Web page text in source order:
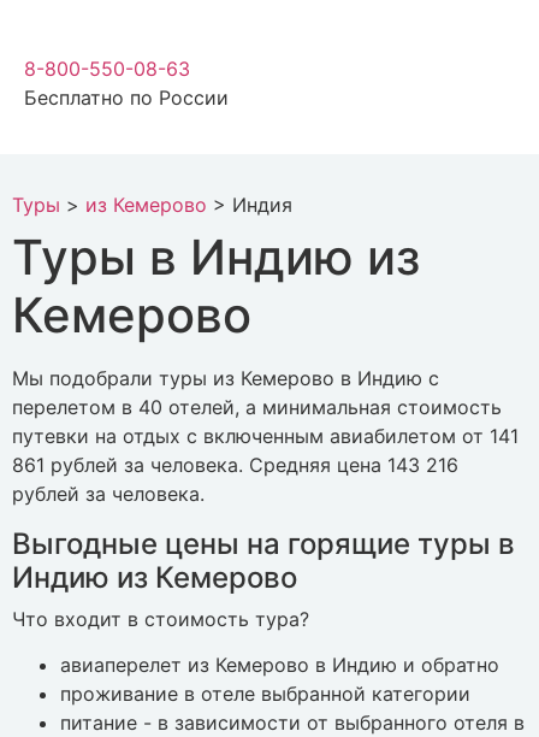
8-800-550-08-63
Бесплатно по России
Туры > из Кемерово > Индия
Туры в Индию из
Кемерово
Мы подобрали туры из Кемерово в Индию с
перелетом в 40 отелей, а минимальная стоимость
путевки на отдых с включенным авиабилетом от 141
861 рублей за человека. Средняя цена 143 216
рублей за человека.
Выгодные цены на горящие туры в
Индию из Кемерово
Что входит в стоимость тура?
авиаперелет из Кемерово в Индию и обратно
проживание в отеле выбранной категории
питание - в зависимости от выбранного отеля в